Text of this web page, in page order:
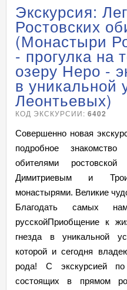
Экскурсия:
Ростовских
(Монастыри
- прогулка на
озеру Неро -
в уникальной
Леонтьевых)
КОД ЭКСКУРСИИ:6402
Совершенно новая
подробное
обителями
Димитриевым и
монастырями. Великие
Благодать самых
русскойПриобщение к
гнезда в уникальной
которой и сегодня
рода! С экскурсией
состоящих в прямом